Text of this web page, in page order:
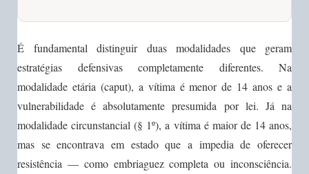
É fundamental distinguir duas modalidades que geram
estratégias defensivas completamente diferentes. Na
modalidade etária (caput), a vítima é menor de 14 anos e a
vulnerabilidade é absolutamente presumida por lei. Já na
modalidade circunstancial (§ 1º), a vítima é maior de 14 anos,
mas se encontrava em estado que a impedia de oferecer
resistência — como embriaguez completa ou inconsciência.